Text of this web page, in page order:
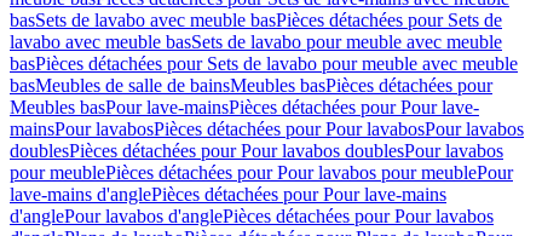
basSets de lavabo avec meuble basPièces détachées pour Sets de
lavabo avec meuble basSets de lavabo pour meuble avec meuble
basPièces détachées pour Sets de lavabo pour meuble avec meuble
basMeubles de salle de bainsMeubles basPièces détachées pour
Meubles basPour lave-mainsPièces détachées pour Pour lave-
mainsPour lavabosPièces détachées pour Pour lavabosPour lavabos
doublesPièces détachées pour Pour lavabos doublesPour lavabos
pour meublePièces détachées pour Pour lavabos pour meublePour
lave-mains d'anglePièces détachées pour Pour lave-mains
d'anglePour lavabos d'anglePièces détachées pour Pour lavabos